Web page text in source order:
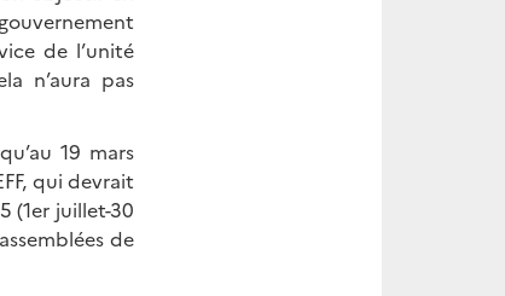
de l’unité
n’aura pas
19 mars
qui devrait
(1er juillet-30
de